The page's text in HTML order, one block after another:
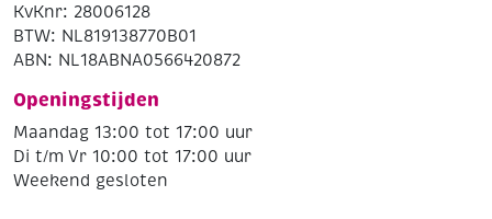
KvKnr: 28006128
BTW: NL819138770B01
ABN: NL18ABNA0566420872
Openingstijden
Maandag 13:00 tot 17:00 uur
Di t/m Vr 10:00 tot 17:00 uur
Weekend gesloten